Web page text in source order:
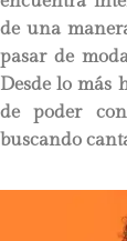
de una
pasar de
Desde lo más
de poder
buscando